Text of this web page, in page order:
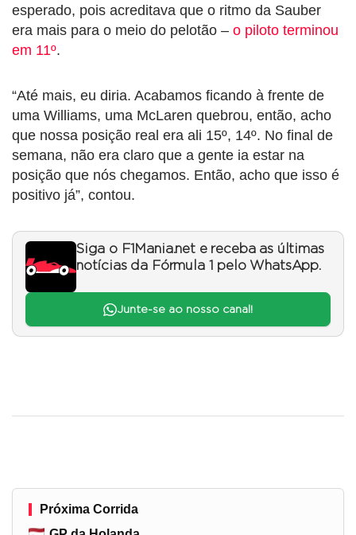
esperado, pois acreditava que o ritmo da Sauber
era mais para o meio do pelotão – o piloto terminou
em 11º.
“Até mais, eu diria. Acabamos ficando à frente de
uma Williams, uma McLaren quebrou, então, acho
que nossa posição real era ali 15º, 14º. No final de
semana, não era claro que a gente ia estar na
posição que nós chegamos. Então, acho que isso é
positivo já”, contou.
Siga o F1Mania.net e receba as últimas
notícias da Fórmula 1 pelo WhatsApp.
Junte-se ao nosso canal!
Próxima Corrida